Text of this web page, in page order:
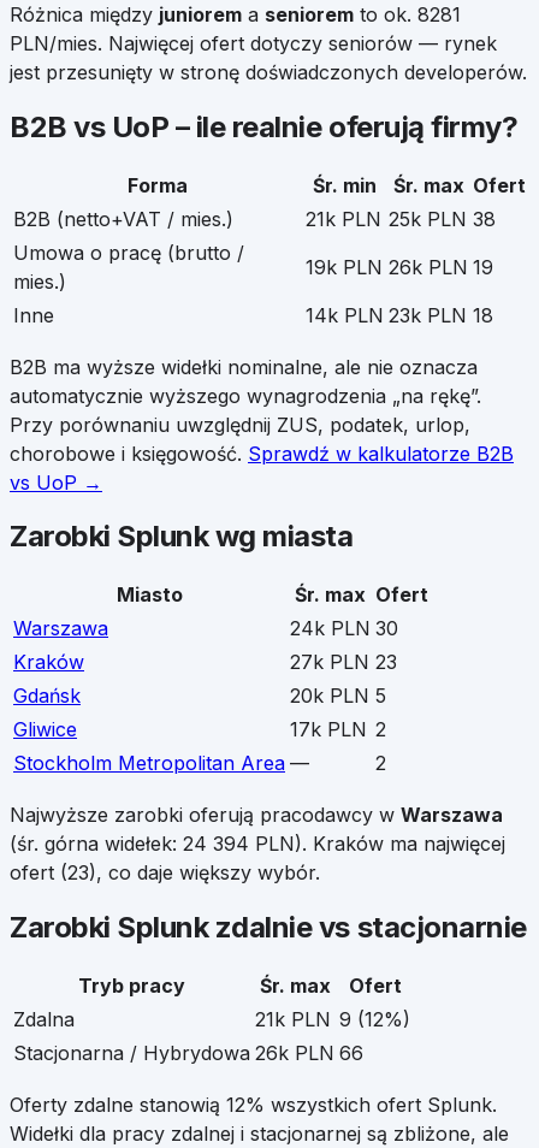
Różnica między juniorem a seniorem to ok. 8281
PLN/mies. Najwięcej ofert dotyczy seniorów — rynek
jest przesunięty w stronę doświadczonych developerów.
B2B vs UoP – ile realnie oferują firmy?
Forma Śr. min Śr. max Ofert
B2B (netto+VAT / mies.)
21k PLN 25k PLN 38
Umowa o pracę (brutto /
mies.)
19k PLN 26k PLN 19
Inne
14k PLN 23k PLN 18
B2B ma wyższe widełki nominalne, ale nie oznacza
automatycznie wyższego wynagrodzenia „na rękę”.
Przy porównaniu uwzględnij ZUS, podatek, urlop,
chorobowe i księgowość. Sprawdź w kalkulatorze B2B
vs UoP →
Zarobki Splunkwg miasta
Miasto Śr. max Ofert
Warszawa
24k PLN 30
Kraków
27k PLN 23
Gdańsk
20k PLN 5
Gliwice
17k PLN 2
Stockholm Metropolitan Area — 2
Najwyższe zarobki oferują pracodawcy w Warszawa
(śr. górna widełek: 24 394 PLN). Kraków ma najwięcej
ofert (23), co daje większy wybór.
Zarobki Splunkzdalnie vs stacjonarnie
Tryb pracy Śr. max
Ofert
Zdalna
21k PLN 9 (12%)
Stacjonarna / Hybrydowa 26k PLN 66
Oferty zdalne stanowią 12% wszystkich ofert Splunk.
Widełki dla pracy zdalnej i stacjonarnej są zbliżone, ale